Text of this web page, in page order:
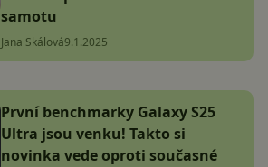
samotu
Jana Skálová9.1.2025
První benchmarky Galaxy S25
Ultra jsou venku! Takto si
novinka vede oproti současné